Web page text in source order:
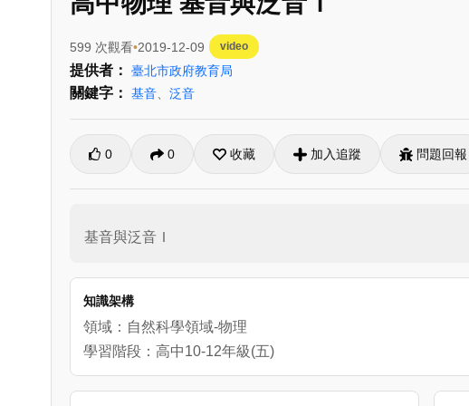
599 次觀看 2019-12-09 video
提供者： 臺北市政府教育局
關鍵字： 基音 泛音
0 0 收藏 加入追蹤 問題回報
基音與泛音Ｉ
知識架構
領域：自然科學領域-物理
學習階段：高中10-12年級(五)